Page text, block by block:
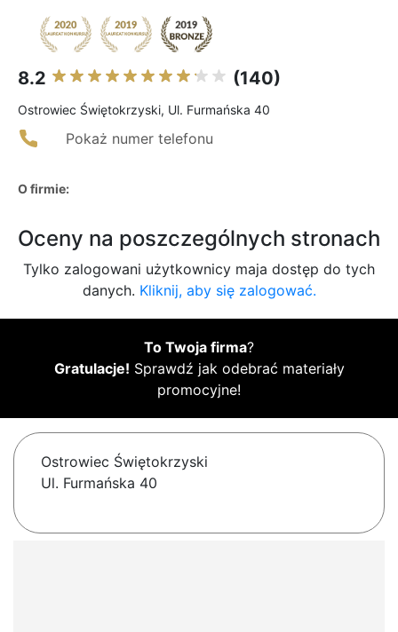
8.2 (140)
Ostrowiec Świętokrzyski, Ul. Furmańska 40
Pokaż numer telefonu
O firmie:
Oceny na poszczególnych stronach
Tylko zalogowani użytkownicy maja dostęp do tych
danych. Kliknij, aby się zalogować.
To Twoja firma?
Gratulacje! Sprawdź jak odebrać materiały
promocyjne!
Ostrowiec Świętokrzyski
Ul. Furmańska 40